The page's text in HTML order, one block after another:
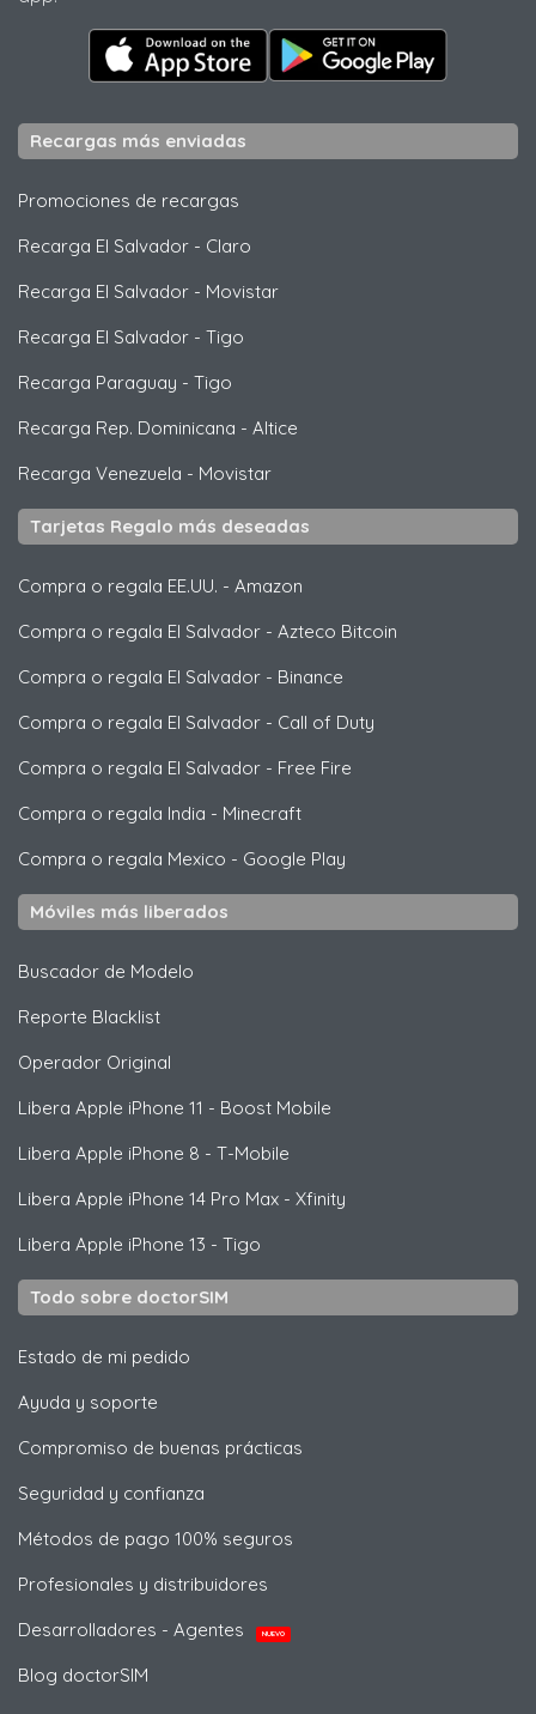
Recargas más enviadas
Promociones de recargas
Recarga El Salvador - Claro
Recarga El Salvador - Movistar
Recarga El Salvador - Tigo
Recarga Paraguay - Tigo
Recarga Rep. Dominicana - Altice
Recarga Venezuela - Movistar
Tarjetas Regalo más deseadas
Compra o regala EE.UU. - Amazon
Compra o regala El Salvador - Azteco Bitcoin
Compra o regala El Salvador - Binance
Compra o regala El Salvador - Call of Duty
Compra o regala El Salvador - Free Fire
Compra o regala India - Minecraft
Compra o regala Mexico - Google Play
Móviles más liberados
Buscador de Modelo
Reporte Blacklist
Operador Original
Libera Apple iPhone 11 - Boost Mobile
Libera Apple iPhone 8 - T-Mobile
Libera Apple iPhone 14 Pro Max - Xfinity
Libera Apple iPhone 13 - Tigo
Todo sobre doctorSIM
Estado de mi pedido
Ayuda y soporte
Compromiso de buenas prácticas
Seguridad y confianza
Métodos de pago 100% seguros
Profesionales y distribuidores
Desarrolladores - Agentes
NUEVO
Blog doctorSIM